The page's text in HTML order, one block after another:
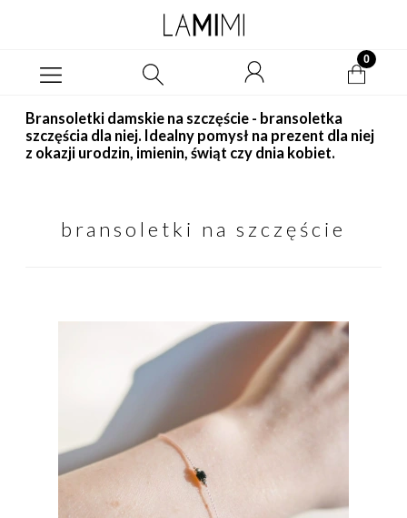
Bransoletki damskie na szczęście - bransoletka
szczęścia dla niej. Idealny pomysł na prezent dla niej
z okazji urodzin, imienin, świąt czy dnia kobiet.
bransoletki na szczęście